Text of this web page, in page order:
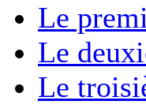
Le
Le
Le